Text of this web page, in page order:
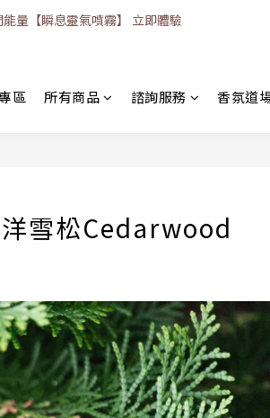
量【瞬息靈氣噴霧】 立即體驗
區 所有商品 諮詢服務 香氛道
雪松Cedarwood